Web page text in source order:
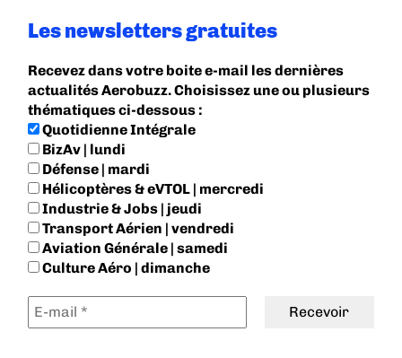
Les newsletters gratuites
Recevez dans votre boite e-mail les dernières
actualités Aerobuzz. Choisissez une ou plusieurs
thématiques ci-dessous :
Quotidienne Intégrale
BizAv | lundi
Défense | mardi
Hélicoptères & eVTOL | mercredi
Industrie & Jobs | jeudi
Transport Aérien | vendredi
Aviation Générale | samedi
Culture Aéro | dimanche